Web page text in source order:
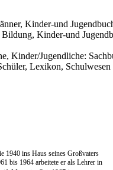
Kinder-und
Kinder-und
Kinder/Jugendliche:
Lexikon, Schulwesen
1940 ins Haus seines Großvaters
bis 1964 arbeitete er als Lehrer in